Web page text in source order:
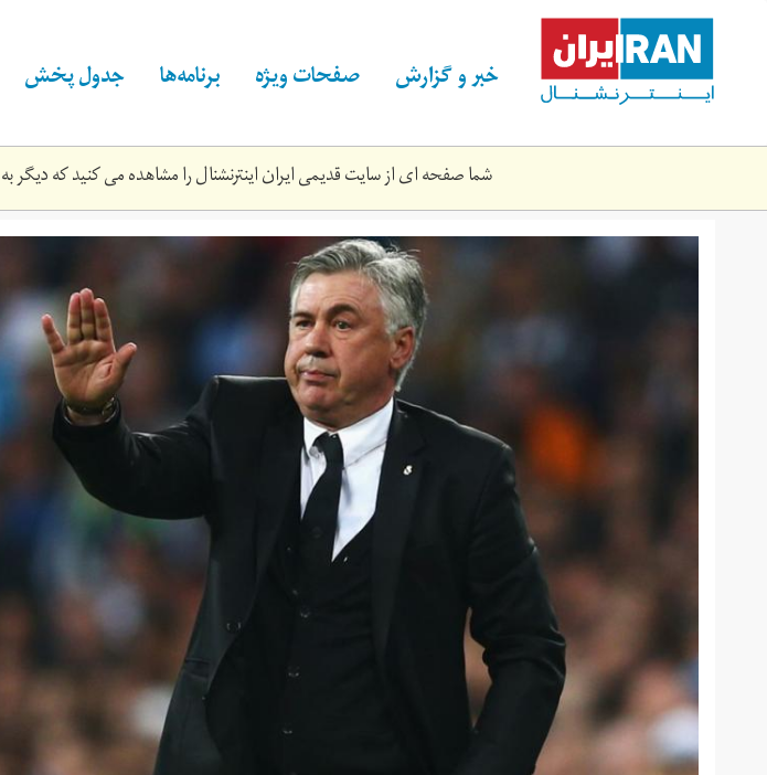
content خبر و گزارش صفحات ویژه برنامه‌ها جدول پخش
شما صفحه ای از سایت قدیمی ایران اینترنشنال را مشاهده می کنید که دیگر
carlo-
ancelotti.jpg